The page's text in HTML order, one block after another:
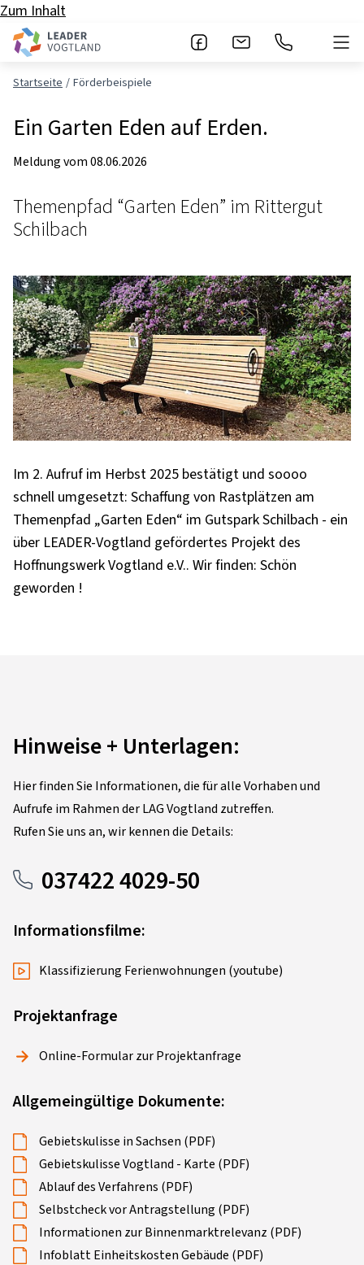
Zum Inhalt
Startseite Förderbeispiele
Ein Garten Eden auf Erden.
Meldung vom08.06.2026
Themenpfad “Garten Eden” im Rittergut
Schilbach
Im 2. Aufruf im Herbst 2025 bestätigt und soooo
schnell umgesetzt: Schaffung von Rastplätzen am
Themenpfad „Garten Eden“ im Gutspark Schilbach - ein
über LEADER-Vogtland gefördertes Projekt des
Hoffnungswerk Vogtland e.V.. Wir finden: Schön
geworden !
Hinweise + Unterlagen:
Hier finden Sie Informationen, die für alle Vorhaben und
Aufrufe im Rahmen der LAG Vogtland zutreffen.
Rufen Sie uns an, wir kennen die Details:
037422 4029-50
Informationsfilme:
Klassifizierung Ferienwohnungen (youtube)
Projektanfrage
Online-Formular zur Projektanfrage
Allgemeingültige Dokumente:
Gebietskulisse in Sachsen (PDF)
Gebietskulisse Vogtland - Karte (PDF)
Ablauf des Verfahrens (PDF)
Selbstcheck vor Antragstellung (PDF)
Informationen zur Binnenmarktrelevanz (PDF)
Infoblatt Einheitskosten Gebäude (PDF)